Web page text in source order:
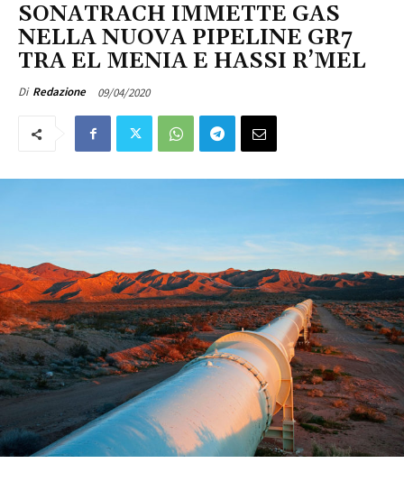
SONATRACH IMMETTE GAS
NELLA NUOVA PIPELINE GR7
TRA EL MENIA E HASSI R’MEL
Di Redazione 09/04/2020